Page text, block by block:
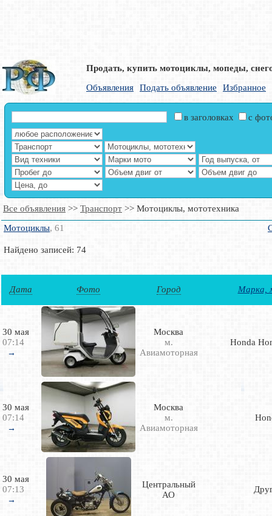
Продать, купить мотоциклы, мопеды,
Объявления
Подать объявление Избранное
в заголовках с
Все объявления >> Транспорт >> Мотоциклы, мототехника
Мотоциклы, 61
Найдено записей: 74
Дата Фото Город Марка,
30 мая
07:14
→
Москва
м.
Авиамоторная
Honda
30 мая
07:14
→
Москва
м.
Авиамоторная
30 мая
07:13
→
Центральный
АО